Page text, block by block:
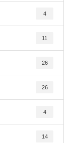
4
11
26
26
4
14